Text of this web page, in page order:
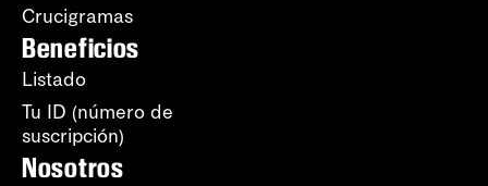
Crucigramas
Beneficios
Listado
Tu ID (número de
suscripción)
Nosotros